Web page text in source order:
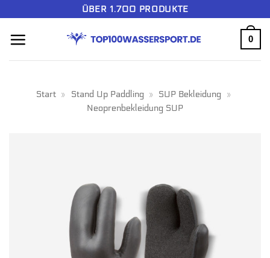
springen
ÜBER 1.700 PRODUKTE
0
Start » Stand Up Paddling » SUP Bekleidung »
Neoprenbekleidung SUP